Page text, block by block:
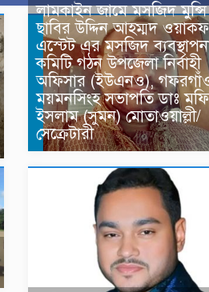
লামকাইন জামে মসজিদ মুন্সি
ছাবির উদ্দিন আহম্মদ ওয়াক্ফ
এস্টেট এর মসজিদ
কমিটি গঠন উপজেলা নির্বাহী
অফিসার (ইউএনও),
ময়মনসিংহ সভাপতি ডাঃ
ইসলাম (সুমন) মোতাওয়াল্লী/
সেক্রেটারী